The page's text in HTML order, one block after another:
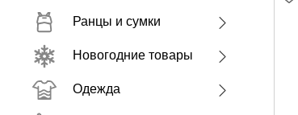
Ранцы и сумки
Новогодние товары
Одежда